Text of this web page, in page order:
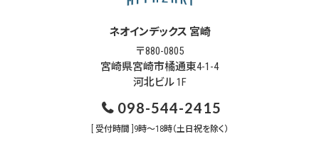
ネオインデックス 宮崎
〒880-0805
宮崎県宮崎市橘通東4-1-4
河北ビル 1F
098-544-2415
[ 受付時間 ]9時～18時（土日祝を除く）